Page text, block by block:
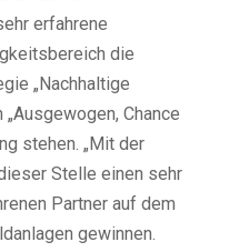
erfahrene
die
„Nachhaltige
Chance
stehen. „Mit der
Stelle einen sehr
Partner auf dem
gewinnen.